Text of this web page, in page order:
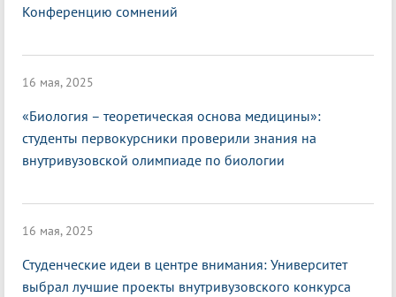
Конференцию сомнений
16 мая, 2025
«Биология – теоретическая основа медицины»:
студенты первокурсники проверили знания на
внутривузовской олимпиаде по биологии
16 мая, 2025
Студенческие идеи в центре внимания: Университет
выбрал лучшие проекты внутривузовского конкурса